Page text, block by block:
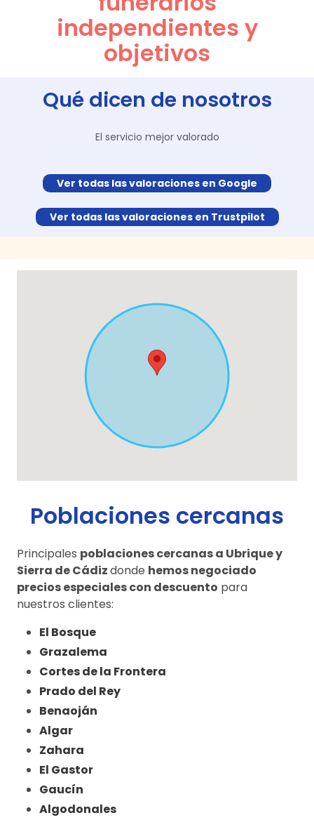
independientes y
objetivos
Qué dicen de nosotros
El servicio mejor valorado
Ver todas las valoraciones en Google
Ver todas las valoraciones en Trustpilot
Poblaciones cercanas
Principales poblaciones cercanas a Ubrique y
Sierra de Cádizdonde hemos negociado
precios especiales con descuento para
nuestros clientes:
El Bosque
Grazalema
Cortes de la Frontera
Prado del Rey
Benaoján
Algar
Zahara
El Gastor
Gaucín
Algodonales